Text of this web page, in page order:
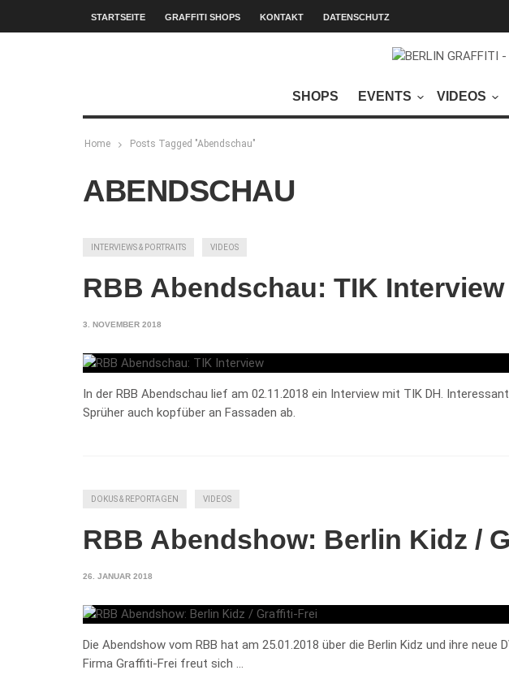
STARTSEITE GRAFFITI SHOPS KONTAKT DATENSCHUTZ
SHOPS EVENTS VIDEOS
Home Posts Tagged "Abendschau"
ABENDSCHAU
INTERVIEWS & PORTRAITS VIDEOS
RBB Abendschau: TIK Interview
3. NOVEMBER 2018
In der RBB Abendschau lief am 02.11.2018 ein Interview mit TIK DH.
Sprüher auch kopfüber an Fassaden ab.
DOKUS & REPORTAGEN VIDEOS
RBB Abendshow: Berlin Kidz /
26. JANUAR 2018
Die Abendshow vom RBB hat am 25.01.2018 über die Berlin Kidz und ihre neue
Firma Graffiti-Frei freut sich …